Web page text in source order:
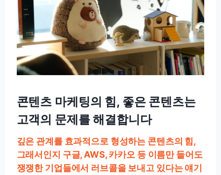
콘텐츠 마케팅의 힘, 좋은 콘텐츠는
고객의 문제를 해결합니다
깊은 관계를 효과적으로 형성하는 콘텐츠의 힘,
그래서인지 구글, AWS, 카카오 등 이름만 들어도
쟁쟁한 기업들에서 러브콜을 보내고 있다는 얘기